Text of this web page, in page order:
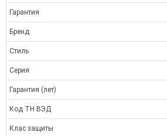
Гарантия
Бренд
Стиль
Серия
Гарантия (лет)
Код ТН ВЭД
Клас защиты